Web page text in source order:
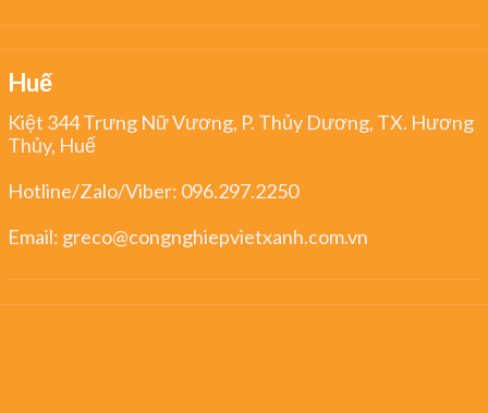
Huế
Kiệt 344 Trưng Nữ Vương, P. Thủy Dương, TX. Hương
Thủy, Huế
Hotline/Zalo/Viber: 096.297.2250
Email: greco@congnghiepvietxanh.com.vn